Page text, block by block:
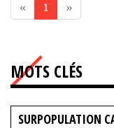
« 1 »
MOTS CLÉS
SURPOPULATION